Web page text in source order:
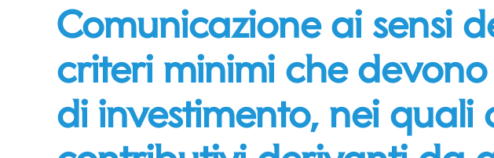
Comunicazione ai sensi
criteri minimi che
di investimento, nei quali